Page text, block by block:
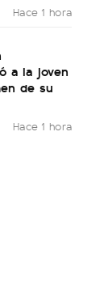
Hace 1 hora
a la joven
de su
Hace 1 hora